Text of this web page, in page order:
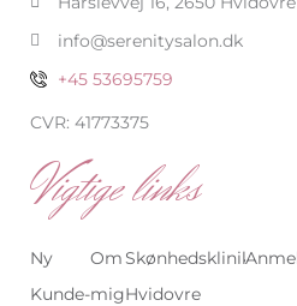
info@serenitysalon.dk
+45 53695759
CVR: 41773375
Vigtige links
Ny
Kunde-
Om
mig
Skønhedsklinik
Hvidovre